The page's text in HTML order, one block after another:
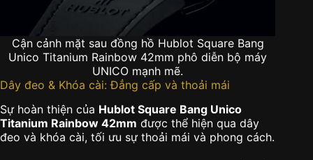
Cận cảnh mặt sau đồng hồ Hublot Square Bang
Unico Titanium Rainbow 42mm phô diễn bộ máy
UNICO mạnh mẽ.
Dây đeo & Khóa cài: Đẳng cấp và thoải mái
Sự hoàn thiện của Hublot Square Bang Unico
Titanium Rainbow 42mm được thể hiện qua dây
đeo và khóa cài, tối ưu sự thoải mái và phong cách.